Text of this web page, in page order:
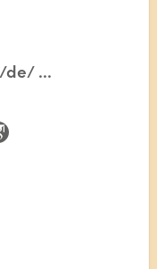
de/...